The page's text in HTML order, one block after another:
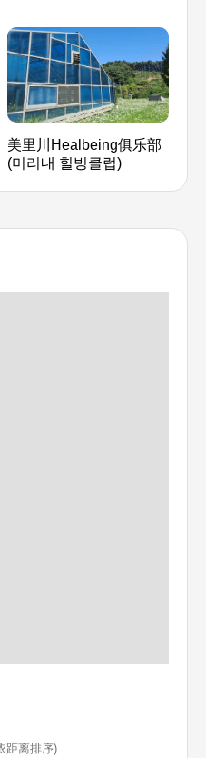
美里川Healbeing俱乐部
(미리내 힐빙클럽)
距离排序)